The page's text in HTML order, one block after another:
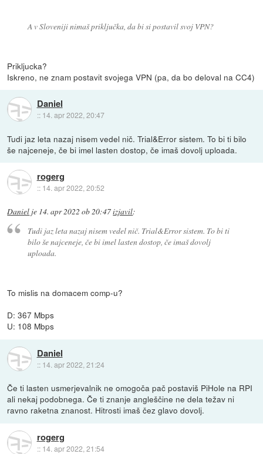
A v Sloveniji nimaš priključka, da bi si postavil svoj VPN?
Prikljucka?
Iskreno, ne znam postavit svojega VPN (pa, da bo deloval na CC4)
Daniel
:: 14. apr 2022, 20:47
Tudi jaz leta nazaj nisem vedel nič. Trial&Error sistem. To bi ti bilo
še najceneje, če bi imel lasten dostop, če imaš dovolj uploada.
rogerg
:: 14. apr 2022, 20:52
Daniel je 14. apr 2022 ob 20:47izjavil:
Tudi jaz leta nazaj nisem vedel nič. Trial&Error sistem. To bi ti
bilo še najceneje, če bi imel lasten dostop, če imaš dovolj
uploada.
To mislis na domacem comp-u?
D: 367 Mbps
U: 108 Mbps
Daniel
:: 14. apr 2022, 21:24
Če ti lasten usmerjevalnik ne omogoča pač postaviš PiHole na RPI
ali nekaj podobnega. Če ti znanje angleščine ne dela težav ni
ravno raketna znanost. Hitrosti imaš čez glavo dovolj.
rogerg
:: 14. apr 2022, 21:54